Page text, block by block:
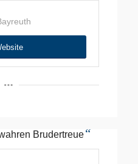
Brudertreue“